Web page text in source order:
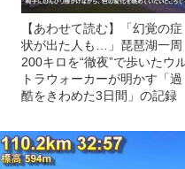
【あわせて読む】「幻覚の症
状が出た人も…」琵琶湖一周
200キロを“徹夜”で歩いたウル
トラウォーカーが明かす「過
酷をきわめた3日間」の記録